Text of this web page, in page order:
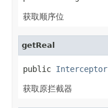
获取顺序位
getReal
public Interceptor
获取原拦截器